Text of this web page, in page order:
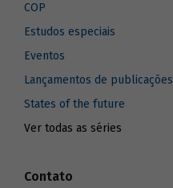
COP
Estudos especiais
Eventos
Lançamentos de publicações
States of the future
Ver todas as séries
Contato